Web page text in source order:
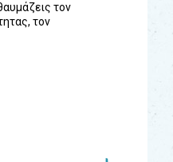
τον
τον